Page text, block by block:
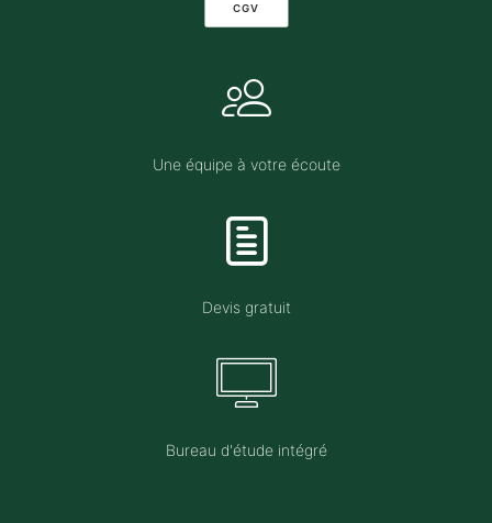
CGV
Une équipe à votre écoute
Devis gratuit
Bureau d'étude intégré